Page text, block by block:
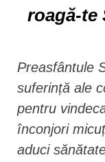
roagă-te
Preasfântule
suferință ale
pentru
înconjori
aduci